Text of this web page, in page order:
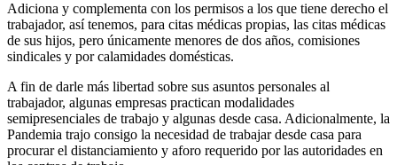
Adiciona y complementa con los permisos a los que tiene derecho el
trabajador, así tenemos, para citas médicas propias, las citas médicas
de sus hijos, pero únicamente menores de dos años, comisiones
sindicales y por calamidades domésticas.
A fin de darle más libertad sobre sus asuntos personales al
trabajador, algunas empresas practican modalidades
semipresenciales de trabajo y algunas desde casa. Adicionalmente, la
Pandemia trajo consigo la necesidad de trabajar desde casa para
procurar el distanciamiento y aforo requerido por las autoridades en